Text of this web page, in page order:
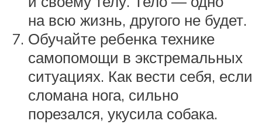
на всю жизнь, другого не будет.
Обучайте ребенка технике
самопомощи в экстремальных
ситуациях. Как вести себя, если
сломана нога, сильно
порезался, укусила собака.